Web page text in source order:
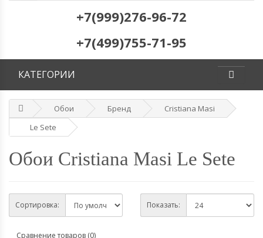
+7(999)276-96-72
+7(499)755-71-95
КАТЕГОРИИ
Обои Бренд
Cristiana Masi
Le Sete
Обои Cristiana Masi Le Sete
Сортировка: Показать:
Сравнение товаров (0)